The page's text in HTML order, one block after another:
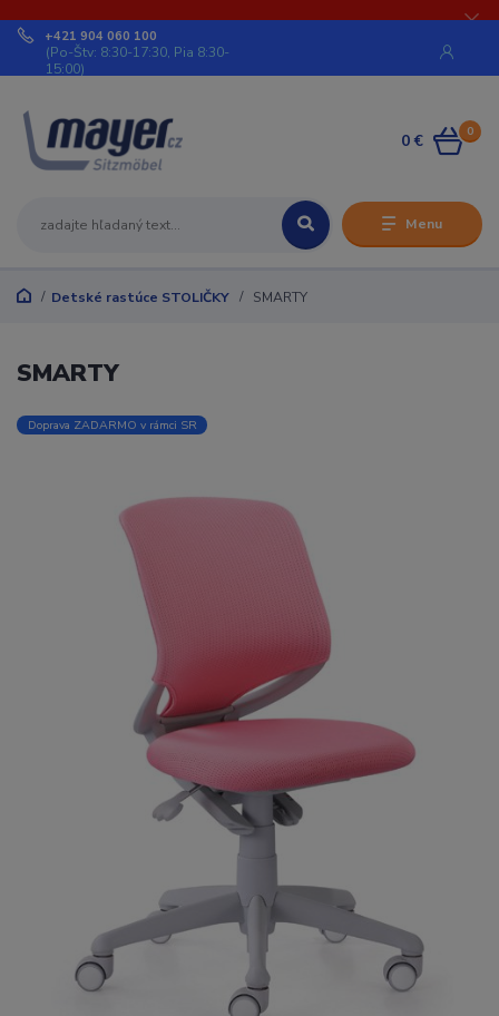
Menu
+421 904 060 100
(Po-Štv: 8:30-17:30, Pia 8:30-
15:00)
0
0 €
Detské rastúce STOLIČKY SMARTY
SMARTY
Doprava ZADARMO v rámci SR